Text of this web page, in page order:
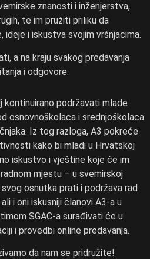
znanosti i inženjerstva,
te im pružiti priliku da
i iskustva svojim vršnjacima.
a na kraju svakog predavanja
i odgovore.
kontinuirano podržavati mlade
osnovnoškolaca i srednjoškolaca
Iz tog razloga, A3 pokreće
kako bi mladi u Hrvatskoj
iskustvo i vještine koje će im
mjestu – u svemirskoj
osnutka prati i podržava rad
i oni iskusniji članovi A3-a u
SGAC-a surađivati će u
i provedbi online predavanja.
da nam se pridružite!